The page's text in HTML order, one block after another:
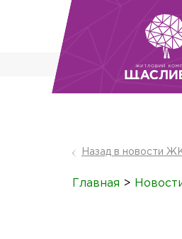
Назад в новости
Главная >